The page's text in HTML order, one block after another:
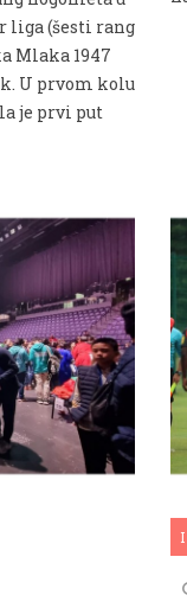
liga (šesti rang
Mlaka 1947
U prvom kolu
je prvi put
I